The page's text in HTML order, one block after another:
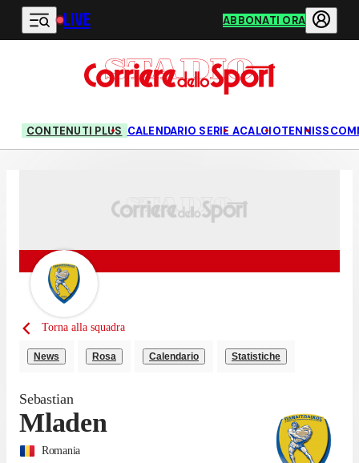
Vai al contenuto principale
LIVE ABBONATI ORA
CONTENUTI PLUS CALENDARIO SERIE ACALCIOTENNIS
Torna alla squadra
News Rosa Calendario Statistiche
Sebastian
Mladen
Romania